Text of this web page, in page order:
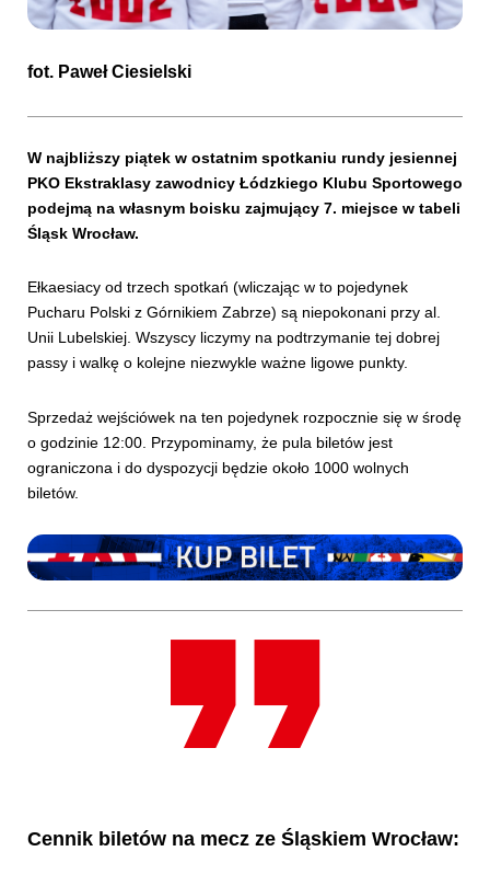
SKLEP KUP BILET
fot. Paweł Ciesielski
W najbliższy piątek w ostatnim spotkaniu rundy jesiennej
PKO Ekstraklasy zawodnicy Łódzkiego Klubu Sportowego
podejmą na własnym boisku zajmujący 7. miejsce w tabeli
Śląsk Wrocław.
Ełkaesiacy od trzech spotkań (wliczając w to pojedynek
Pucharu Polski z Górnikiem Zabrze) są niepokonani przy al.
Unii Lubelskiej. Wszyscy liczymy na podtrzymanie tej dobrej
passy i walkę o kolejne niezwykle ważne ligowe punkty.
Sprzedaż wejściówek na ten pojedynek rozpocznie się w środę
o godzinie 12:00. Przypominamy, że pula biletów jest
ograniczona i do dyspozycji będzie około 1000 wolnych
biletów.
Cennik biletów na mecz ze Śląskiem Wrocław: